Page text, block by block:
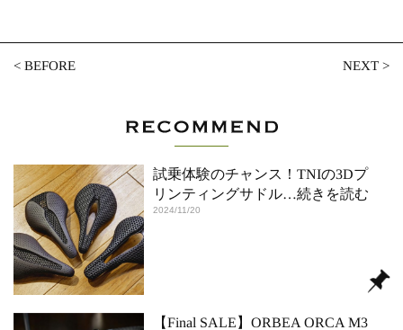
<BEFORE NEXT>
試乗体験のチャンス！TNIの3Dプ
リンティングサドル…続きを読む
2024/11/20
【Final SALE】ORBEA ORCA M3